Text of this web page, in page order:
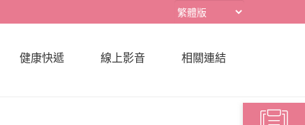
健康快遞 線上影音 相關連結